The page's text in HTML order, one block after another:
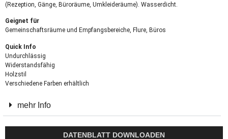
(Rezeption, Gänge, Büroräume, Umkleideräume). Wasserdicht.
Geignet für
Gemeinschaftsräume und Empfangsbereiche, Flure, Büros
Quick Info
Undurchlässig
Widerstandsfähig
Holzstil
Verschiedene Farben erhältlich
mehr Info
DATENBLATT DOWNLOADEN